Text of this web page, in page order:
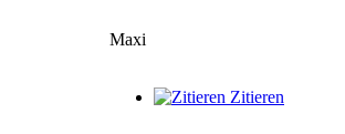
Maxi
Zitieren